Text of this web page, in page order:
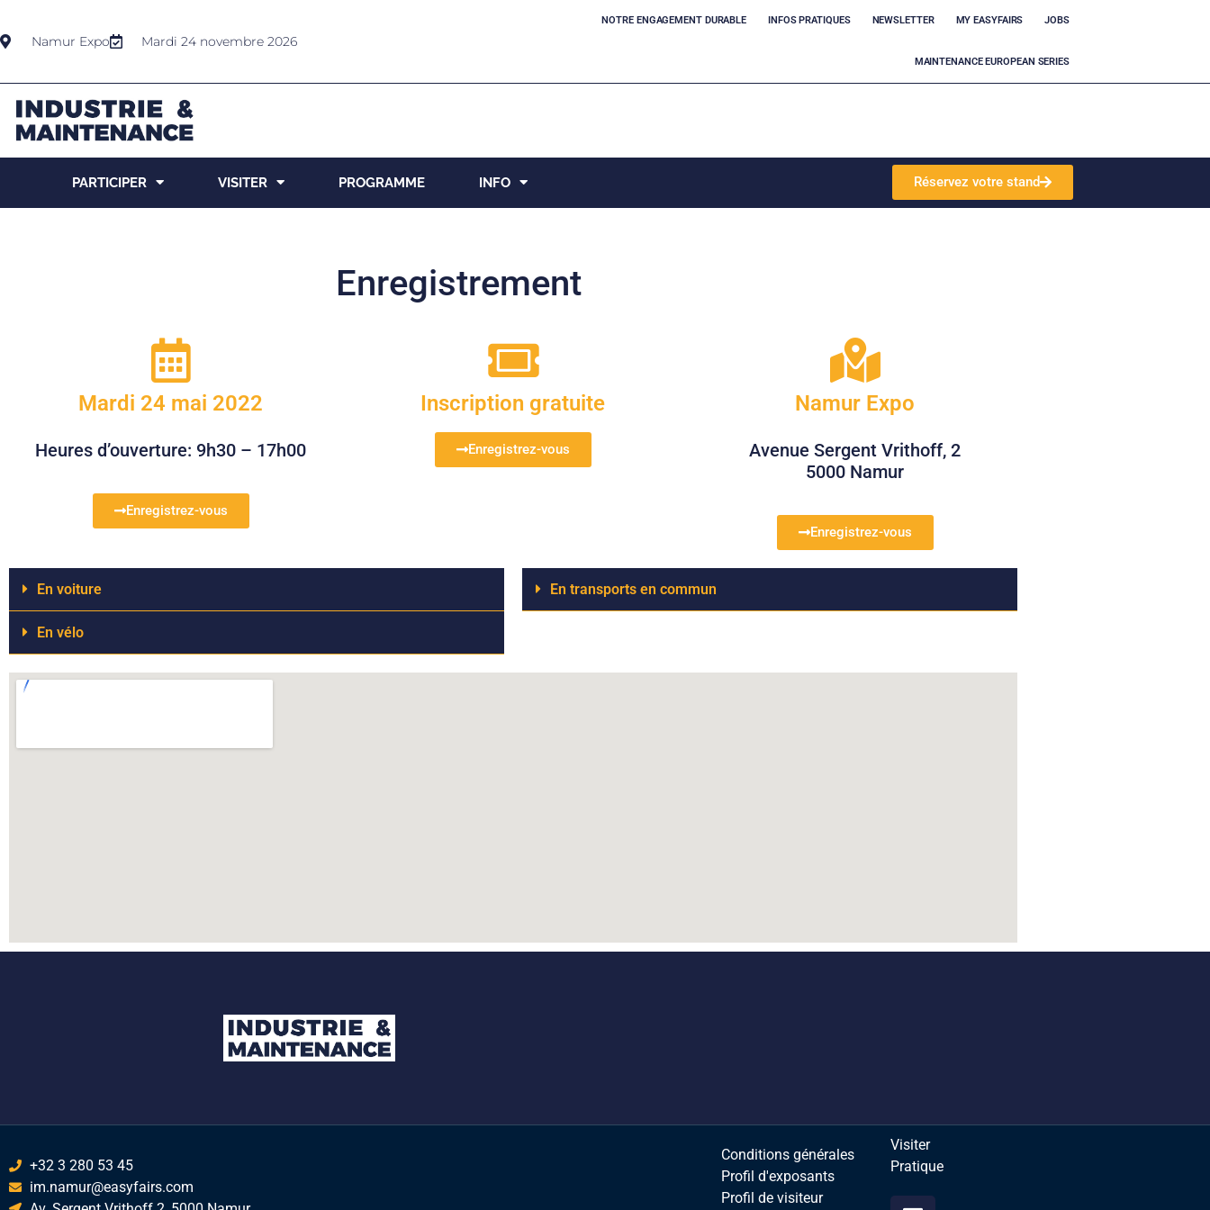
Namur Expo Mardi 24 novembre 2026
NOTRE ENGAGEMENT DURABLE INFOS PRATIQUES NEWSLETTER MY EASYFAIRS JOBS
MAINTENANCE EUROPEAN SERIES
PARTICIPER VISITER PROGRAMME INFO Réservez votre stand
Enregistrement
Mardi 24 mai 2022
Heures d’ouverture: 9h30 – 17h00
Enregistrez-vous
Inscription gratuite
Enregistrez-vous
Namur Expo
Avenue Sergent Vrithoff, 2
5000 Namur
Enregistrez-vous
En voiture
En vélo
En transports en commun
+32 3 280 53 45
im.namur@easyfairs.com
Conditions générales
Profil d'exposants
Profil de visiteur
Visiter
Pratique